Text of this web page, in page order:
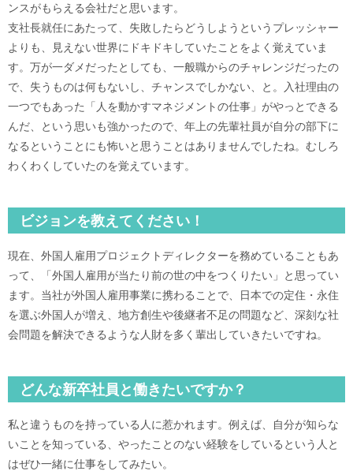
ンスがもらえる会社だと思います。
支社長就任にあたって、失敗したらどうしようというプレッシャー
よりも、見えない世界にドキドキしていたことをよく覚えていま
す。万が一ダメだったとしても、一般職からのチャレンジだったの
で、失うものは何もないし、チャンスでしかない、と。入社理由の
一つでもあった「人を動かすマネジメントの仕事」がやっとできる
んだ、という思いも強かったので、年上の先輩社員が自分の部下に
なるということにも怖いと思うことはありませんでしたね。むしろ
わくわくしていたのを覚えています。
ビジョンを教えてください！
現在、外国人雇用プロジェクトディレクターを務めていることもあ
って、「外国人雇用が当たり前の世の中をつくりたい」と思ってい
ます。当社が外国人雇用事業に携わることで、日本での定住・永住
を選ぶ外国人が増え、地方創生や後継者不足の問題など、深刻な社
会問題を解決できるような人財を多く輩出していきたいですね。
どんな新卒社員と働きたいですか？
私と違うものを持っている人に惹かれます。例えば、自分が知らな
いことを知っている、やったことのない経験をしているという人と
はぜひ一緒に仕事をしてみたい。